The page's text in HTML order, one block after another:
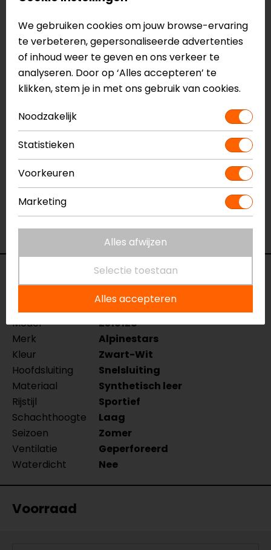
grip
Vervangbaar Lycra 3D voetbed
3D mesh lining
Geperforeerde panelen
Anti-slip micro suede op hiel
Snelsluitsysteem
Meer informatie nodig?
Heb je meer informatie nodig over dit product?
Neem dancontact
met ons op of kom langs in één
vanonze winkelsin Breda, Capelle aan den IJssel,
Eindhoven, Vianen of Apeldoorn. In de winkels kun je
het product bekijken & passen en staan onze
verkoopmedewerkers voor je klaar met advies.
Bekijk onze anderesportieve motorschoenen.
Specificaties
Celer Motorschoenen
Model
2510126
Merk
Alpinestars
Kleur
Zwart-Wit
Hoofdsluiting
Snelsluiting
Materiaal
Synthetisch leer
Rijstijl
Sportief
Schachthoogte
Laag
Seizoen
Zomer
Ventilatie
Geperforeerd
Waterdicht
Nee
Voorraad
We gebruiken cookies om jouw browse-ervaring
te verbeteren, gepersonaliseerde advertenties
of inhoud weer te geven en ons verkeer te
analyseren. Door op ‘Alles accepteren’ te
klikken, stem je in met ons gebruik van cookies.
Noodzakelijk
Statistieken
Voorkeuren
Marketing
Alles afwijzen
Selectie toestaan
Alles accepteren